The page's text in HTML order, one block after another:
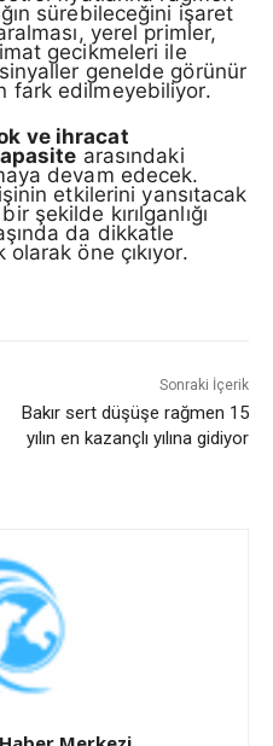
sürebileceğini işaret
yerel primler,
gecikmeleri ile
genelde görünür
fark edilmeyebiliyor.
ve ihracat
arasındaki
devam edecek.
etkilerini yansıtacak
şekilde kırılganlığı
da dikkatle
öne çıkıyor.
Sonraki İçerik
Bakır sert düşüşe rağmen 15
yılın en kazançlı yılına gidiyor